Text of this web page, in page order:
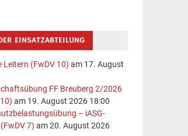
EINSATZABTEILUNG
Leitern (FwDV 10) am 17. August
FF Breuberg 2/2026
am 19. August 2026 18:00
– iASG-
7) am 20. August 2026